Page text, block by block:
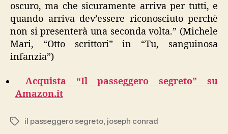
oscuro, ma che sicuramente arriva per tutti, e
quando arriva dev’essere riconosciuto perchè
non si presenterà una seconda volta.” (Michele
Mari, “Otto scrittori” in “Tu, sanguinosa
infanzia”)
Acquista “Il passeggero segreto” su
Amazon.it
Tagsil passeggero segreto, joseph conrad